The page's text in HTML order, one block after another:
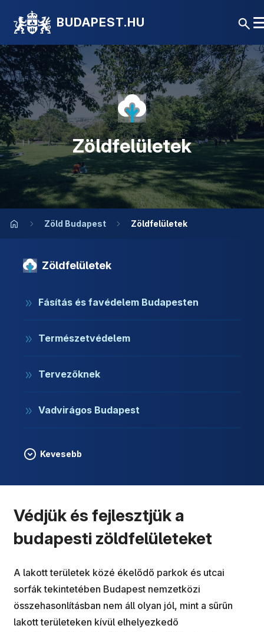
BUDAPEST.HU
Zöldfelületek
Zöld Budapest Zöldfelületek
Zöldfelületek
Fásítás és favédelem Budapesten
Természetvédelem
Tervezőknek
Vadvirágos Budapest
Kevesebb
Védjük és fejlesztjük a
budapesti zöldfelületeket
A lakott területek közé ékelődő parkok és utcai
sorfák tekintetében Budapest nemzetközi
összehasonlításban nem áll olyan jól, mint a sűrűn
lakott területeken kívül elhelyezkedő